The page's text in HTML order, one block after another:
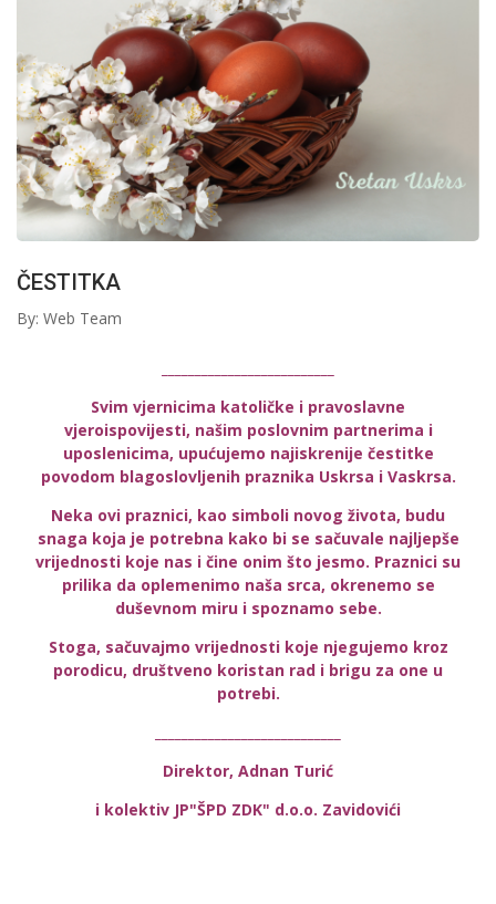
ČESTITKA
By: Web Team
Svim vjernicima katoličke i pravoslavne
vjeroispovijesti, našim poslovnim partnerima i
uposlenicima, upućujemo najiskrenije čestitke
povodom blagoslovljenih praznika Uskrsa i Vaskrsa.
Neka ovi praznici, kao simboli novog života, budu
snaga koja je potrebna kako bi se sačuvale najljepše
vrijednosti koje nas i čine onim što jesmo. Praznici su
prilika da oplemenimo naša srca, okrenemo se
duševnom miru i spoznamo sebe.
Stoga, sačuvajmo vrijednosti koje njegujemo kroz
porodicu, društveno koristan rad i brigu za one u
potrebi.
Direktor, Adnan Turić
i kolektiv JP"ŠPD ZDK" d.o.o. Zavidovići